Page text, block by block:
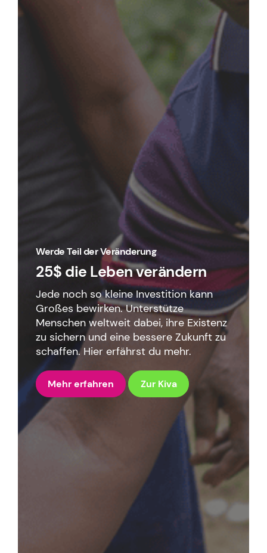
Werde Teil der Veränderung
25$ die Leben verändern
Jede noch so kleine Investition kann
Großes bewirken. Unterstütze
Menschen weltweit dabei, ihre Existenz
zu sichern und eine bessere Zukunft zu
schaffen. Hier erfährst du mehr.
Mehr erfahren Zur Kiva